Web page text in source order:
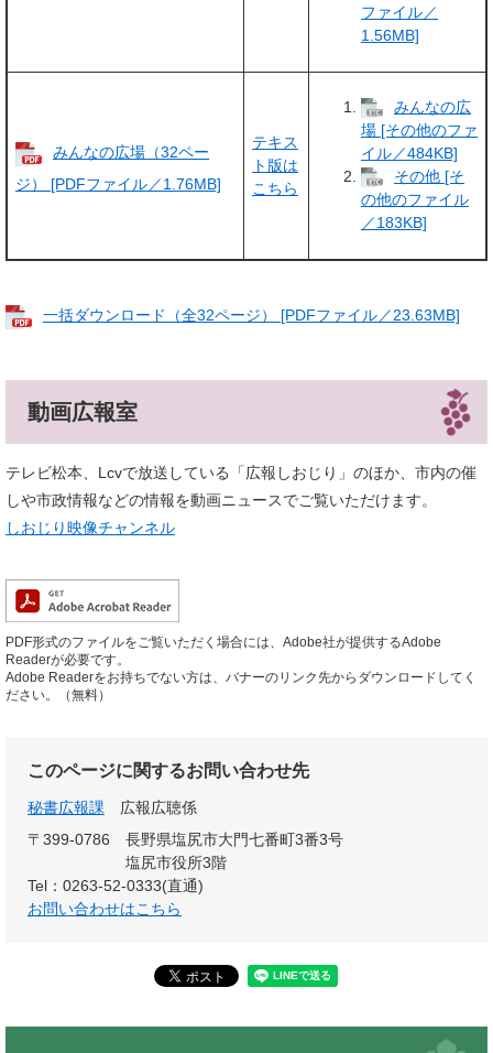
ファイル／
1.56MB]
みんなの広場（32ペー
ジ） [PDFファイル／1.76MB]
テキス
ト版は
こちら
みんなの広
場 [その他のファ
イル／484KB]
その他 [そ
の他のファイル
／183KB]
一括ダウンロード（全32ページ） [PDFファイル／23.63MB]
動画広報室
テレビ松本、Lcvで放送している「広報しおじり」のほか、市内の催
しや市政情報などの情報を動画ニュースでご覧いただけます。
しおじり映像チャンネル
PDF形式のファイルをご覧いただく場合には、Adobe社が提供するAdobe
Readerが必要です。
Adobe Readerをお持ちでない方は、バナーのリンク先からダウンロードしてく
ださい。（無料）
このページに関するお問い合わせ先
秘書広報課
広報広聴係
〒399-0786
長野県塩尻市大門七番町3番3号
塩尻市役所3階
Tel：0263-52-0333(直通)
お問い合わせはこちら